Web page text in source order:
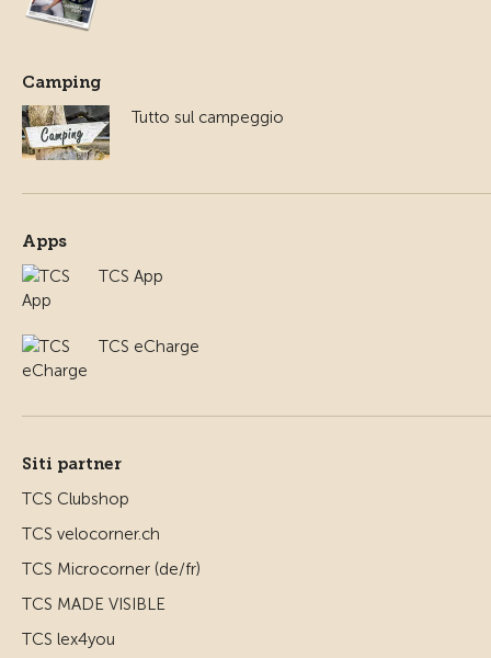
Camping
Tutto sul campeggio
Apps
TCS App
TCS eCharge
Siti partner
TCS Clubshop
TCS velocorner.ch
TCS Microcorner (de/fr)
TCS MADE VISIBLE
TCS lex4you